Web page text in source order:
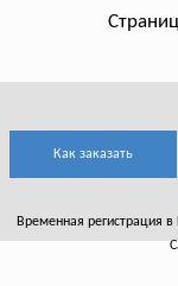
Как заказать
Временная регистрация